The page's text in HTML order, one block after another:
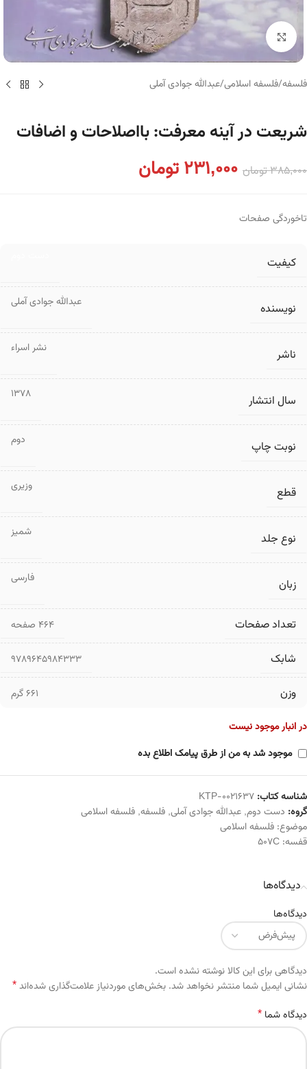
برای بزرگنمایی کلیک کنید
فلسفه/فلسفه اسلامی/عبدالله جوادی آملی
شریعت در آینه معرفت: بااصلاحات و اضافات
385,000تومان 231,000تومان
تاخوردگی صفحات
کیفیت
نویسنده عبدالله جوادی آملی
ناشر نشر اسراء
سال انتشار 1378
نوبت چاپ دوم
قطع وزیری
نوع جلد شمیز
زبان فارسی
تعداد صفحات ۴۶۴ صفحه
شابک 9789645984333
وزن 661 گرم
در انبار موجود نیست
موجود شد به من از طرق پیامک اطلاع بده
شناسه کتاب: KTP-0021637
گروه: دست دوم, عبدالله جوادی آملی, فلسفه, فلسفه اسلامی
موضوع: فلسفه اسلامی
قفسه: 507C
دیدگاه‌ها
دیدگاه‌ها
دیدگاهی برای این کالا نوشته نشده است.
نشانی ایمیل شما منتشر نخواهد شد. بخش‌های موردنیاز علامت‌گذاری شده‌اند*
دیدگاه شما *
Alternative: